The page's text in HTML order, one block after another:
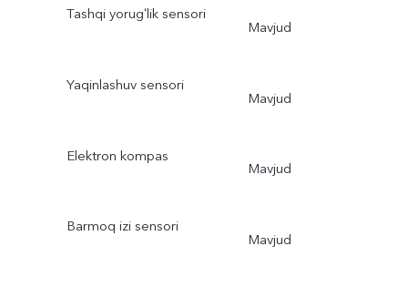
Tashqi yorugʻlik sensori
Mavjud
Yaqinlashuv sensori
Mavjud
Elektron kompas
Mavjud
Barmoq izi sensori
Mavjud